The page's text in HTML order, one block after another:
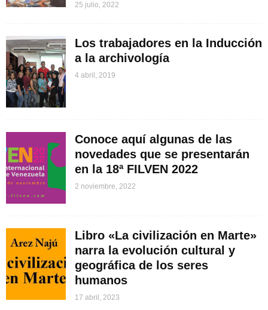
25 julio, 2022
Los trabajadores en la Inducción
a la archivología
4 abril, 2019
Conoce aquí algunas de las
novedades que se presentarán
en la 18ª FILVEN 2022
2 noviembre, 2022
Libro «La civilización en Marte»
narra la evolución cultural y
geográfica de los seres
humanos
17 abril, 2023